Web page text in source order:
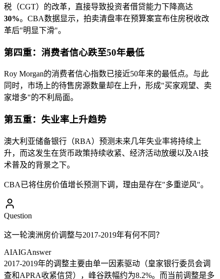
税（CGT）的改革，直接导致投资者借贷能力下降高达
30%。CBA数据显示，拍卖清盘率在预算案宣布住房税收改
革后"明显下滑"。
第四重：消费者信心跌至50年最低
Roy Morgan的消费者信心指数已接近50年来的最低点。与此
同时，市场上的待售房源数量却在上升，形成"买家观望、卖
家增多"的不利局面。
第五重：失业率上升趋势
澳大利亚储备银行（RBA）预测未来几年失业率将持续上
升，而这发生在货币政策持续收紧、经济活动放缓以及AI技
术普及的背景之下。
CBA已将住房价值增长预测下调，理由是存在"多重逆风"。
Question
这一轮澳洲房价调整与2017-2019年有何不同？
AIAIGAnswer
2017-2019年的调整主要由单一因素驱动（皇家银行委员会调
查和APRA收紧信贷），峰谷跌幅约为8.2%。而当前调整是多